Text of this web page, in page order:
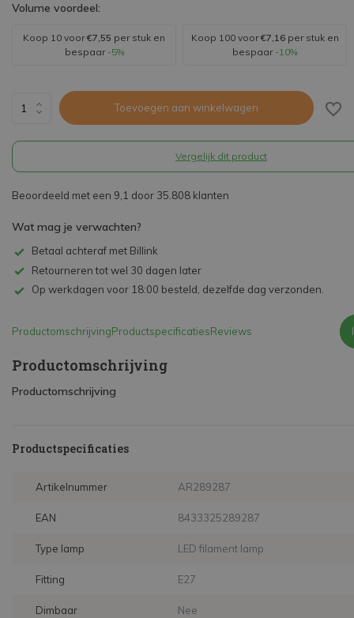
Volume voordeel:
Koop 10 voor€7,55 per stuk en
bespaar -5%
Koop 100 voor€7,16per stuk en
bespaar -10%
Toevoegen aan winkelwagen
Vergelijk dit product
Beoordeeld met een 9,1 door 35.808 klanten
Wat mag je verwachten?
Betaal achteraf met Billink
Retourneren tot wel 30 dagen later
Op werkdagen voor 18:00 besteld, dezelfde dag verzonden.
ProductomschrijvingProductspecificatiesReviews
Productomschrijving
Productomschrijving
Productspecificaties
Artikelnummer AR289287
EAN 8433325289287
Type lamp LED filament lamp
Fitting E27
Dimbaar Nee